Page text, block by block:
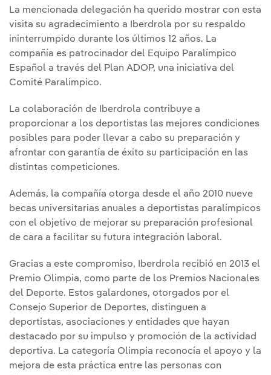
La mencionada delegación ha querido mostrar con esta
visita su agradecimiento a Iberdrola por su respaldo
ininterrumpido durante los últimos 12 años. La
compañía es patrocinador del Equipo Paralímpico
Español a través del Plan ADOP, una iniciativa del
Comité Paralímpico.
La colaboración de Iberdrola contribuye a
proporcionar a los deportistas las mejores condiciones
posibles para poder llevar a cabo su preparación y
afrontar con garantía de éxito su participación en las
distintas competiciones.
Además, la compañía otorga desde el año 2010 nueve
becas universitarias anuales a deportistas paralímpicos
con el objetivo de mejorar su preparación profesional
de cara a facilitar su futura integración laboral.
Gracias a este compromiso, Iberdrola recibió en 2013 el
Premio Olimpia, como parte de los Premios Nacionales
del Deporte. Estos galardones, otorgados por el
Consejo Superior de Deportes, distinguen a
deportistas, asociaciones y entidades que hayan
destacado por su impulso y promoción de la actividad
deportiva. La categoría Olimpia reconocía el apoyo y la
mejora de esta práctica entre las personas con